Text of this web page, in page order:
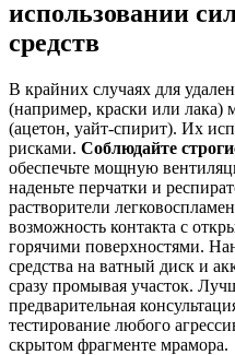
использовании
средств
В крайних случаях для
(например, краски или лака)
(ацетон, уайт-спирит). Их
рисками. Соблюдайте
обеспечьте мощную
наденьте перчатки и
растворители
возможность контакта с
горячими поверхностями.
средства на ватный диск и
сразу промывая участок.
предварительная
тестирование любого
скрытом фрагменте мрамора.